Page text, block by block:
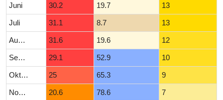
Juni 30.2 19.7 13
Juli 31.1 8.7 13
August 31.6 19.6 12
September 29.1 52.9 10
Oktober 25 65.3 9
November 20.6 78.6 7